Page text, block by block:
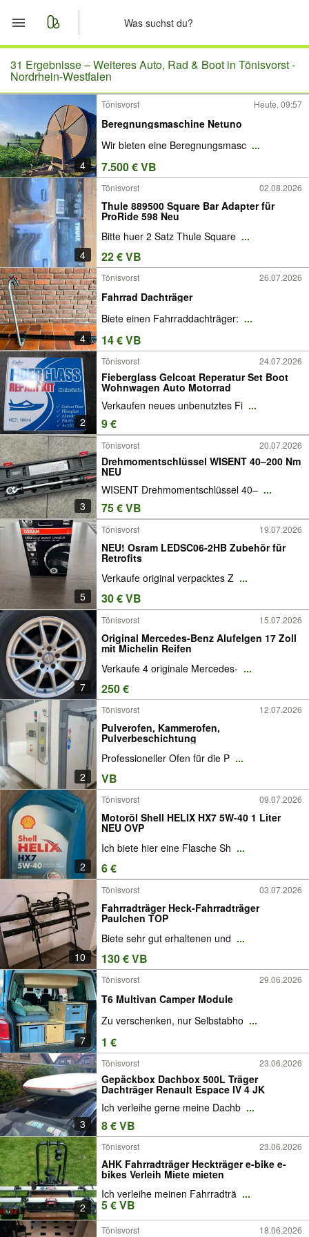
Start
Merkliste
Nachrichten
Anzeige aufgeben
31 Ergebnisse –Weiteres Auto, Rad & Boot in Tönisvorst -
Nordrhein-Westfalen
4
Tönisvorst Heute, 09:57
Beregnungsmaschine Netuno
Wir bieten eine Beregnungsmasc ...
7.500 € VB
4
Tönisvorst 02.08.2026
Thule 889500 Square Bar Adapter für
ProRide 598 Neu
Bitte huer 2 Satz Thule Square ...
22 € VB
4
Tönisvorst 26.07.2026
Fahrrad Dachträger
Biete einen Fahrraddachträger: ...
14 € VB
2
Tönisvorst 24.07.2026
Fieberglass Gelcoat Reperatur Set Boot
Wohnwagen Auto Motorrad
Verkaufen neues unbenutztes Fi ...
9 €
3
Tönisvorst 20.07.2026
Drehmomentschlüssel WISENT 40–200 Nm
NEU
WISENT Drehmomentschlüssel 40– ...
75 € VB
5
Tönisvorst 19.07.2026
NEU! Osram LEDSC06-2HB Zubehör für
Retrofits
Verkaufe original verpacktes Z ...
30 € VB
7
Tönisvorst 15.07.2026
Original Mercedes-Benz Alufelgen 17 Zoll
mit Michelin Reifen
Verkaufe 4 originale Mercedes- ...
250 €
2
Tönisvorst 12.07.2026
Pulverofen, Kammerofen,
Pulverbeschichtung
Professioneller Ofen für die P ...
VB
2
Tönisvorst 09.07.2026
Motoröl Shell HELIX HX7 5W-40 1 Liter
NEU OVP
Ich biete hier eine Flasche Sh ...
6 €
10
Tönisvorst 03.07.2026
Fahrradträger Heck-Fahrradträger
Paulchen TOP
Biete sehr gut erhaltenen und ...
130 € VB
7
Tönisvorst 29.06.2026
T6 Multivan Camper Module
Zu verschenken, nur Selbstabho ...
1 €
3
Tönisvorst 23.06.2026
Gepäckbox Dachbox 500L Träger
Dachträger Renault Espace IV 4 JK
Ich verleihe gerne meine Dachb ...
8 € VB
2
Tönisvorst 23.06.2026
AHK Fahrradträger Heckträger e-bike e-
bikes Verleih Miete mieten
Ich verleihe meinen Fahrradträ ...
5 € VB
Tönisvorst 18.06.2026